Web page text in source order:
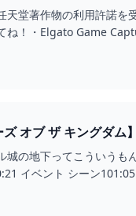
天堂著作物の利用許諾
ズ オブ ザ キングダ
城の地下ってこうい